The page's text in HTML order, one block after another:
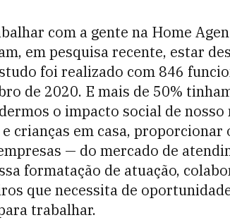
com a gente na Home
em pesquisa recente, estar
foi realizado com 846
de 2020. E mais de 50%
o impacto social de nosso
crianças em casa,
— do mercado de
formatação de atuação,
que necessita de
trabalhar.